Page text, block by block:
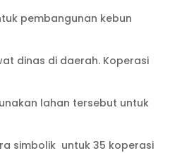
pembangunan kebun
dinas di daerah. Koperasi
lahan tersebut untuk
simbolik untuk 35 koperasi